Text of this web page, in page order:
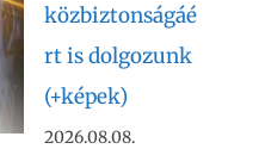
közbiztonságáé
rt is dolgozunk
(+képek)
2026.08.08.